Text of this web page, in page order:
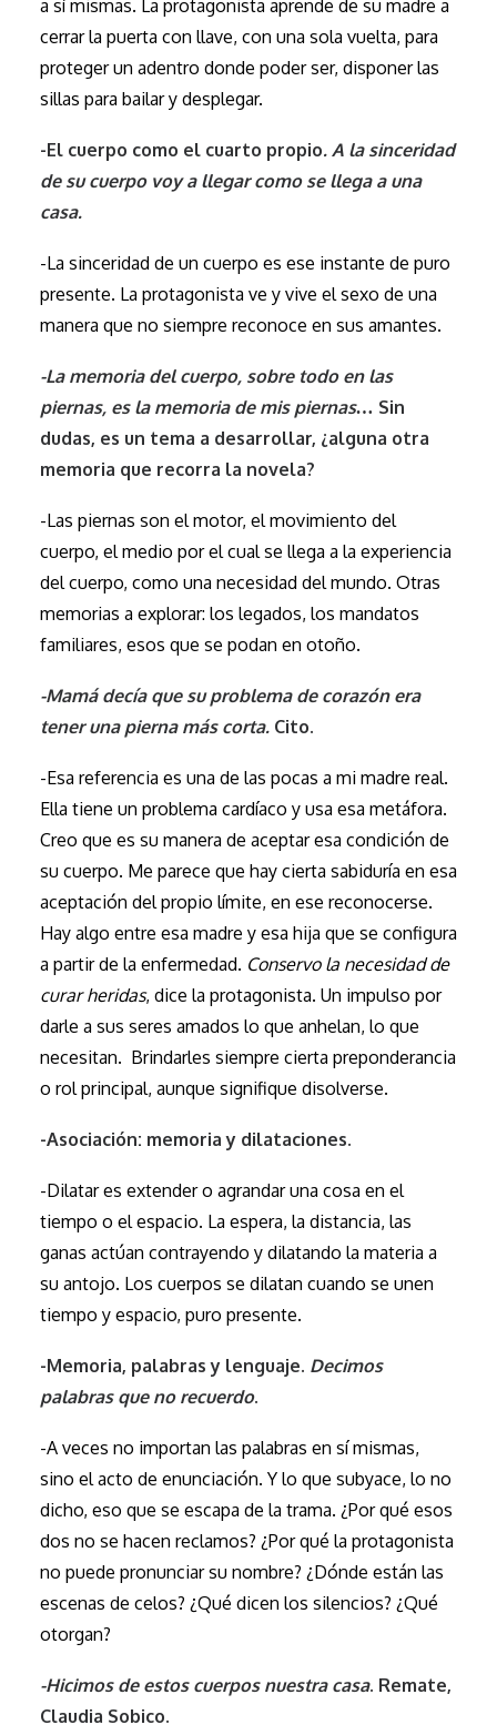
a sí mismas. La protagonista aprende de su madre a
cerrar la puerta con llave, con una sola vuelta, para
proteger un adentro donde poder ser, disponer las
sillas para bailar y desplegar.
-El cuerpo como el cuarto propio. A la sinceridad
de su cuerpo voy a llegar como se llega a una
casa.
-La sinceridad de un cuerpo es ese instante de puro
presente. La protagonista ve y vive el sexo de una
manera que no siempre reconoce en sus amantes.
-La memoria del cuerpo, sobre todo en las
piernas, es la memoria de mis piernas… Sin
dudas, es un tema a desarrollar, ¿alguna otra
memoria que recorra la novela?
-Las piernas son el motor, el movimiento del
cuerpo, el medio por el cual se llega a la experiencia
del cuerpo, como una necesidad del mundo. Otras
memorias a explorar: los legados, los mandatos
familiares, esos que se podan en otoño.
-Mamá decía que su problema de corazón era
tener una pierna más corta. Cito.
-Esa referencia es una de las pocas a mi madre real.
Ella tiene un problema cardíaco y usa esa metáfora.
Creo que es su manera de aceptar esa condición de
su cuerpo. Me parece que hay cierta sabiduría en esa
aceptación del propio límite, en ese reconocerse.
Hay algo entre esa madre y esa hija que se configura
a partir de la enfermedad. Conservo la necesidad de
curar heridas, dice la protagonista. Un impulso por
darle a sus seres amados lo que anhelan, lo que
necesitan. Brindarles siempre cierta preponderancia
o rol principal, aunque signifique disolverse.
-Asociación: memoria y dilataciones.
-Dilatar es extender o agrandar una cosa en el
tiempo o el espacio. La espera, la distancia, las
ganas actúan contrayendo y dilatando la materia a
su antojo. Los cuerpos se dilatan cuando se unen
tiempo y espacio, puro presente.
-Memoria, palabras y lenguaje. Decimos
palabras que no recuerdo.
-A veces no importan las palabras en sí mismas,
sino el acto de enunciación. Y lo que subyace, lo no
dicho, eso que se escapa de la trama. ¿Por qué esos
dos no se hacen reclamos? ¿Por qué la protagonista
no puede pronunciar su nombre? ¿Dónde están las
escenas de celos? ¿Qué dicen los silencios? ¿Qué
otorgan?
-Hicimos de estos cuerpos nuestra casa. Remate,
Claudia Sobico.